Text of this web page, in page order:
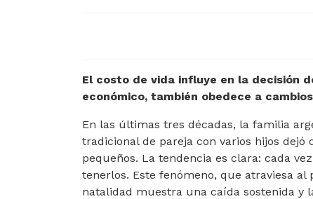
El costo de vida influye en la decisión
económico, también obedece a
En las últimas tres décadas, la familia
tradicional de pareja con varios hijos
pequeños. La tendencia es clara: cada
tenerlos. Este fenómeno, que atraviesa
natalidad muestra una caída sostenida y